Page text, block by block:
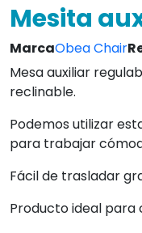
Mesita
MarcaObea Chair
Mesa auxiliar
reclinable.
Podemos utilizar
para trabajar
Fácil de trasladar
Producto ideal para